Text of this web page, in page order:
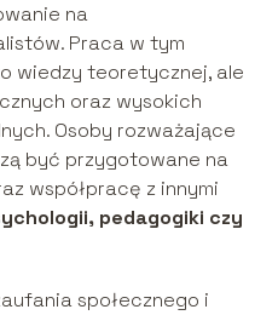
na
Praca w tym
wiedzy teoretycznej, ale
oraz wysokich
Osoby rozważające
być przygotowane na
współpracę z innymi
pedagogiki czy
społecznego i